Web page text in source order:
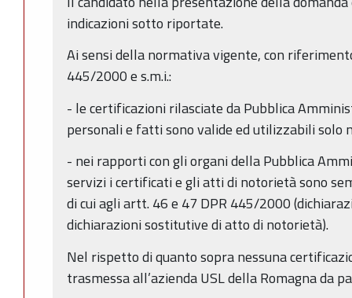
indicazioni sotto riportate.
Ai sensi della normativa vigente, con
445/2000 e s.m.i.:
- le certificazioni rilasciate da Pubblica
personali e fatti sono valide ed utilizzabili
- nei rapporti con gli organi della Pubblica
servizi i certificati e gli atti di notorietà sono
di cui agli artt. 46 e 47 DPR 445/2000
dichiarazioni sostitutive di atto di notorietà).
Nel rispetto di quanto sopra nessuna
trasmessa all’azienda USL della Romagna da